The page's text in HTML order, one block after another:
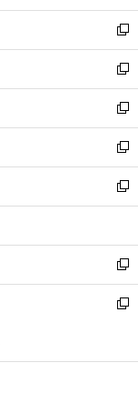
開
く
ウ
で
開
く
ン
ド
ウ
で
開
く
ウ
ィ
ン
ド
ウ
で
開
く
新
し
い
ウ
ィ
ン
ド
ウ
で
開
新
し
い
ウ
ィ
ン
ド
ウ
開
く
新
し
い
ウ
ィ
ン
ウ
で
開
く
新
し
い
ウ
ン
ド
ウ
で
新
し
ウ
ィ
ン
ド
開
新
し
い
ン
新
ウ